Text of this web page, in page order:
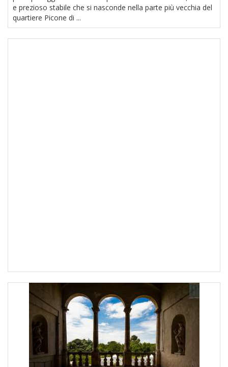
e prezioso stabile che si nasconde nella parte più vecchia del
quartiere Picone di ...